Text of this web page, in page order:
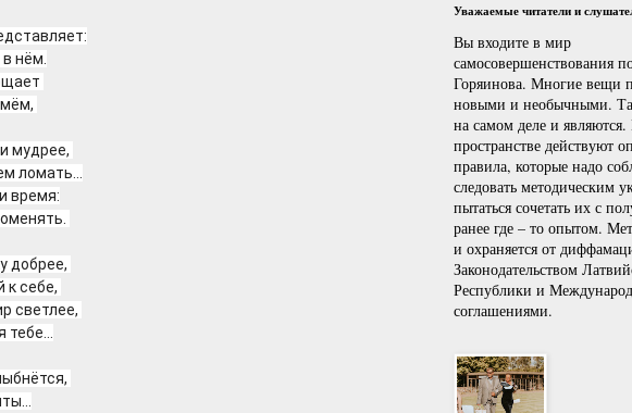
нём.
мудрее,
ломать...
время:
добрее,
к себе,
светлее,
Уважаемые читатели и
Вы входите в мир
самосовершенствования
Горяинова. Многие вещи
новыми и необычными.
на самом деле и
пространстве действуют
правила, которые надо
следовать методическим
пытаться сочетать их с
ранее где – то опытом.
и охраняется от
Законодательством
Республики и
соглашениями.